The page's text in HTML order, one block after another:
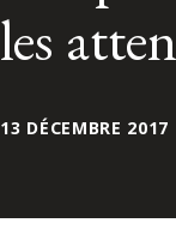
Réseau des
les
13 DÉCEMBRE 2017